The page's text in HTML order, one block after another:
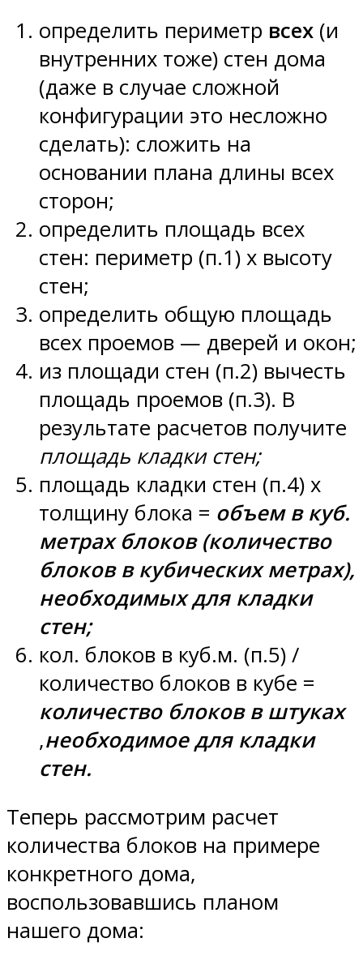
определить периметр всех (и
внутренних тоже) стен дома
(даже в случае сложной
конфигурации это несложно
сделать): сложить на
основании плана длины всех
сторон;
определить площадь всех
стен: периметр (п.1) х высоту
стен;
определить общую площадь
всех проемов — дверей и окон;
из площади стен (п.2) вычесть
площадь проемов (п.3). В
результате расчетов получите
площадь кладки стен;
площадь кладки стен (п.4) х
толщину блока = объем в куб.
метрах блоков (количество
блоков в кубических метрах),
необходимых для кладки
стен;
кол. блоков в куб.м. (п.5) /
количество блоков в кубе =
количество блоков в штуках
,необходимое для кладки
стен.
Теперь рассмотрим расчет
количества блоков на примере
конкретного дома,
воспользовавшись планом
нашего дома: